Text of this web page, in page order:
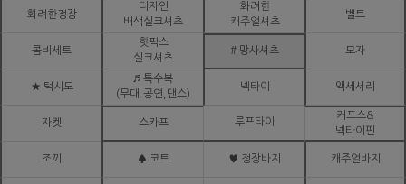
화려한정장
디자인
배색실크셔츠
화려한
캐주얼셔츠
벨트
콤비세트
핫픽스
실크셔츠
# 망사셔츠 모자
★ 턱시도
♬ 특수복
(무대.공연,댄스)
넥타이 액세서리
자켓 스카프 루프타이
커프스&
넥타이핀
조끼 ♠ 코트 ♥ 정장바지 캐주얼바지